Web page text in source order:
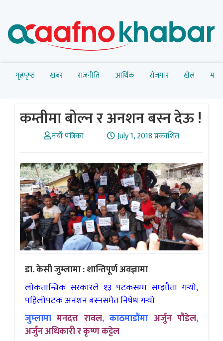
गृहपृष्‍ठ खबर राजनीति आर्थिक रोजगार खेल
कम्तीमा बोल्न र अनशन बस्न देऊ !
नयाँ पत्रिका July 1, 2018 प्रकाशित
डा. केसी जुम्लामा : शान्तिपूर्ण अवज्ञामा
लोकतान्त्रिक सरकारले १३ पटकसम्म सम्झौता गर्‍यो,
पहिलोपटक अनशन बस्नसमेत निषेध गर्‍यो
जुम्लामामनदत्त रावल, काठमाडौंमा अर्जुन पौडेल,
अर्जुन अधिकारी र कृष्ण कट्टेल